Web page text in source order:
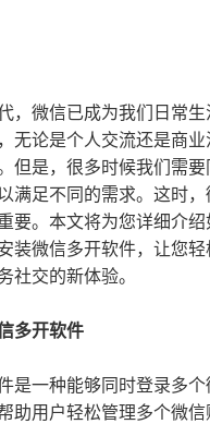
，微信已成为我们日常
无论是个人交流还是商
但是，很多时候我们需
满足不同的需求。这时，
要。本文将为您详细介
装微信多开软件，让您
社交的新体验。
多开软件
是一种能够同时登录多
助用户轻松管理多个微